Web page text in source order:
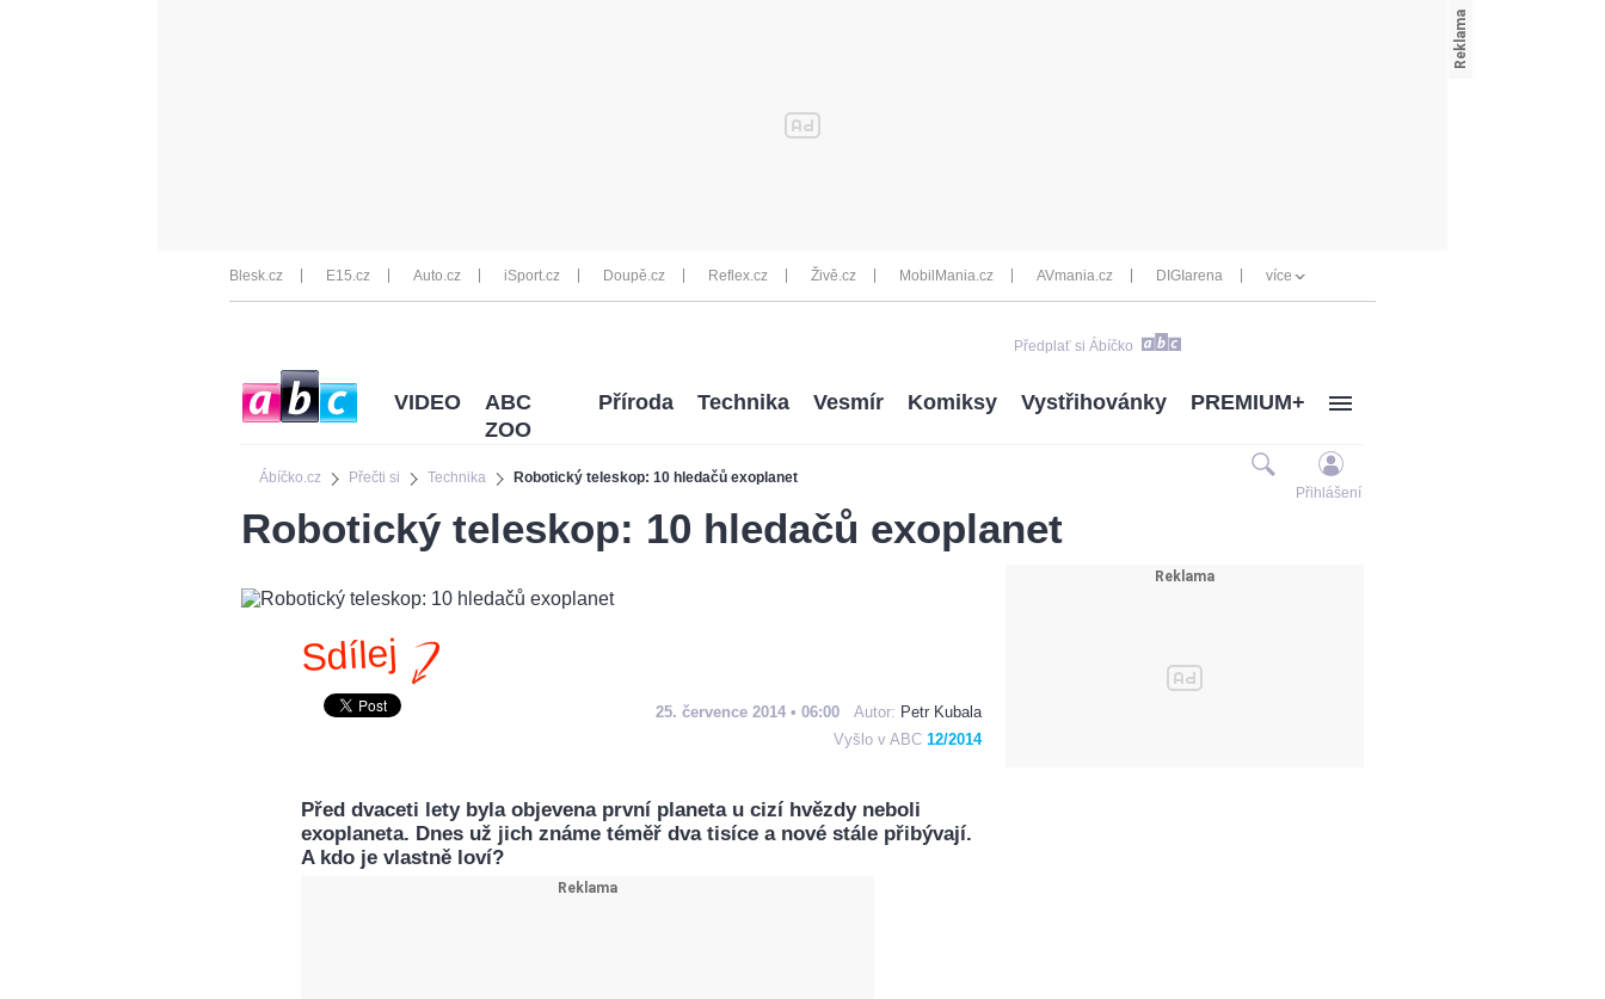
Blesk.cz E15.cz Auto.cz iSport.cz Doupě.cz Reflex.cz Živě.cz MobilMania.cz AVmania.cz DIGIarena více
Předplať si Ábíčko
Ábíčko.cz Přečti si Technika Robotický teleskop: 10 hledačů exoplanet
VIDEO
ABC
ZOO
Příroda Technika Vesmír Komiksy Vystřihovánky PREMIUM+
Přihlášení
Robotický teleskop: 10 hledačů exoplanet
Sdílej
25. července 2014 • 06:00 Autor: Petr Kubala
Vyšlo v ABC 12/2014
Před dvaceti lety byla objevena první planeta u cizí hvězdy neboli
exoplaneta. Dnes už jich známe téměř dva tisíce a nové stále přibývají.
A kdo je vlastně loví?